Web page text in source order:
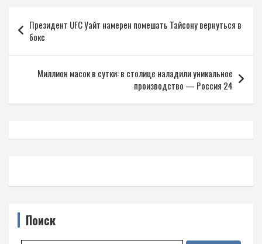
по
записям
Президент UFC Уайт намерен помешать Тайсону вернуться в
бокс
Миллион масок в сутки: в столице наладили уникальное
производство — Россия 24
Поиск